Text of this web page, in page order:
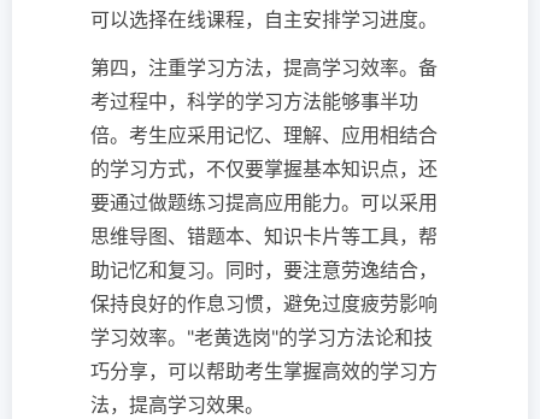
可以选择在线课程，自主安排学习进度。
第四，注重学习方法，提高学习效率。备
考过程中，科学的学习方法能够事半功
倍。考生应采用记忆、理解、应用相结合
的学习方式，不仅要掌握基本知识点，还
要通过做题练习提高应用能力。可以采用
思维导图、错题本、知识卡片等工具，帮
助记忆和复习。同时，要注意劳逸结合，
保持良好的作息习惯，避免过度疲劳影响
学习效率。"老黄选岗"的学习方法论和技
巧分享，可以帮助考生掌握高效的学习方
法，提高学习效果。